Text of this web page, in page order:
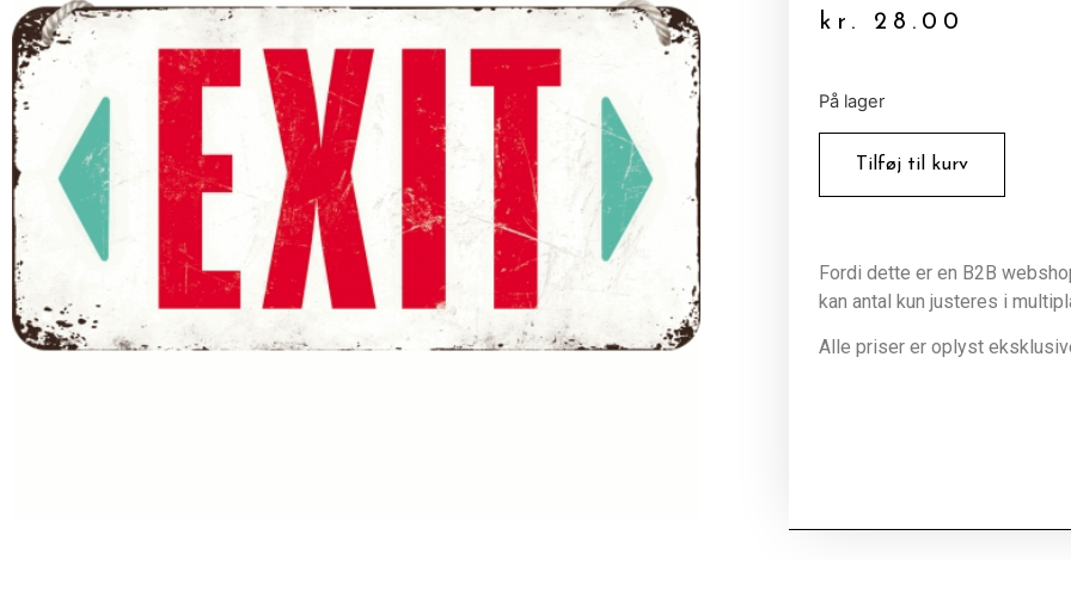
kr. 28.00
På lager
Tilføj til kurv
Fordi dette er en B2B
kan antal kun justeres i
Alle priser er oplyst